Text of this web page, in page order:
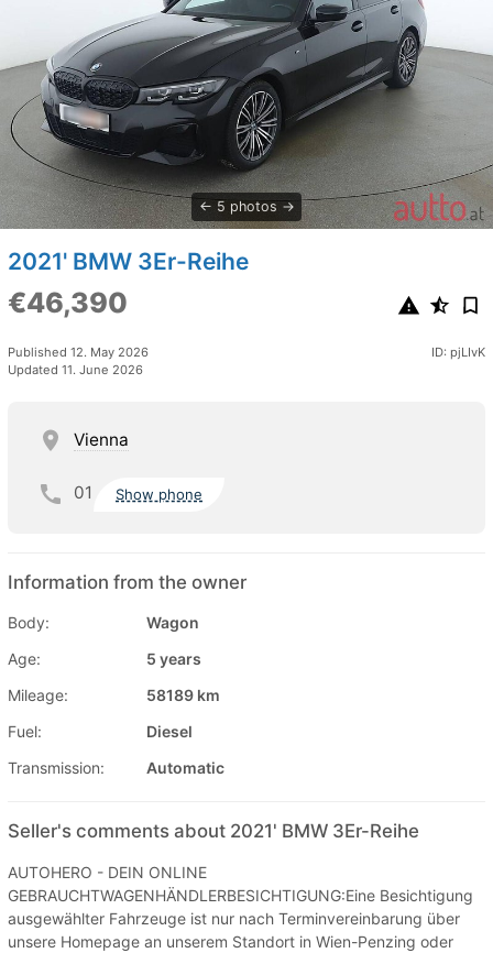
5 photos
2021' BMW 3Er-Reihe
€46,390
Published 12. May 2026
Updated 11. June 2026
ID: pjLIvK
Vienna
01 Show phone
Information from the owner
Body:
Wagon
Age:
5 years
Mileage:
58189 km
Fuel:
Diesel
Transmission:
Automatic
Seller's comments about 2021' BMW 3Er-Reihe
AUTOHERO - DEIN ONLINE
GEBRAUCHTWAGENHÄNDLERBESICHTIGUNG:Eine Besichtigung
ausgewählter Fahrzeuge ist nur nach Terminvereinbarung über
unsere Homepage an unserem Standort in Wien-Penzing oder